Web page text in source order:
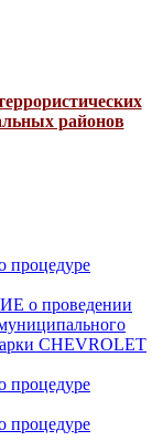
районов
проведении
CHEVROLET